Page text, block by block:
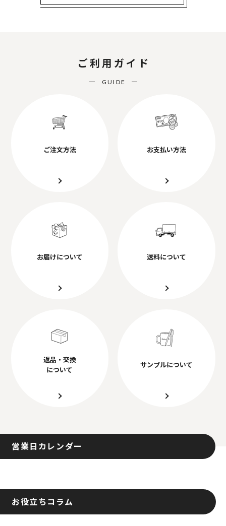
ご利用ガイド
GUIDE
ご注文方法 お支払い方法
お届けについて 送料について
返品・交換
について
サンプルについて
営業日カレンダー
お役立ちコラム